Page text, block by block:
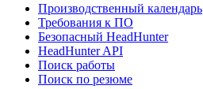
Производственный календарь
Требования к ПО
Безопасный HeadHunter
HeadHunter API
Поиск работы
Поиск по резюме